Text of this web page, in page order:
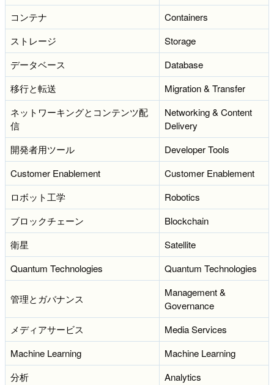
コンテナ
Containers
ストレージ
Storage
データベース
Database
移行と転送
Migration & Transfer
ネットワーキングとコンテンツ配
信
Networking & Content
Delivery
開発者用ツール
Developer Tools
Customer Enablement
Customer Enablement
ロボット工学
Robotics
ブロックチェーン
Blockchain
衛星
Satellite
Quantum Technologies
Quantum Technologies
管理とガバナンス
Management &
Governance
メディアサービス
Media Services
Machine Learning
Machine Learning
分析
Analytics